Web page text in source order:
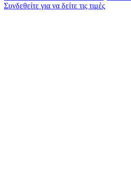
Συνδεθείτε για να δείτε τις τιμές